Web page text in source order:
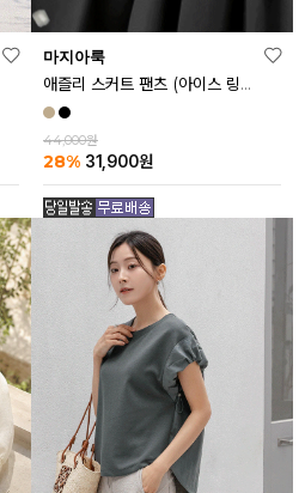
마지아룩
애즐리 스커트 팬츠 (아이스 링클프리ver.)
44,000원
28% 31,900원